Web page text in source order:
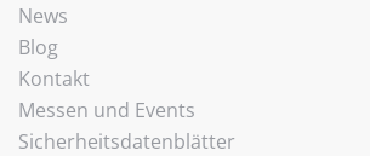
News
Blog
Kontakt
Messen und Events
Sicherheitsdatenblätter